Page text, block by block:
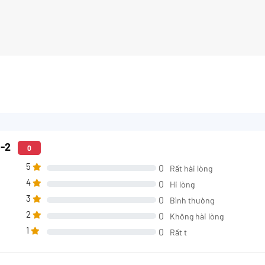
2 0
5 0 Rất hài lòng
4 0 Hi lòng
3 0 Bình thường
2 0 Không hài lòng
1 0 Rất t